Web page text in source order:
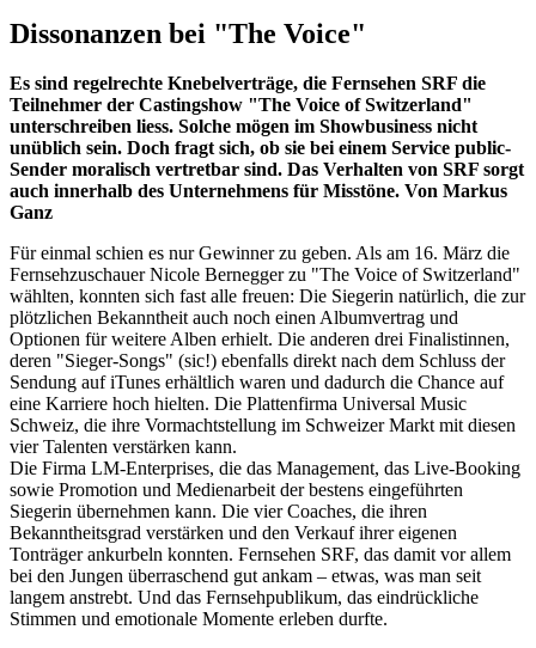
Dissonanzen bei "The Voice"
Es sind regelrechte Knebelverträge, die Fernsehen SRF die
Teilnehmer der Castingshow "The Voice of Switzerland"
unterschreiben liess. Solche mögen im Showbusiness nicht
unüblich sein. Doch fragt sich, ob sie bei einem Service public-
Sender moralisch vertretbar sind. Das Verhalten von SRF sorgt
auch innerhalb des Unternehmens für Misstöne. Von Markus
Ganz
Für einmal schien es nur Gewinner zu geben. Als am 16. März die
Fernsehzuschauer Nicole Bernegger zu "The Voice of Switzerland"
wählten, konnten sich fast alle freuen: Die Siegerin natürlich, die zur
plötzlichen Bekanntheit auch noch einen Albumvertrag und
Optionen für weitere Alben erhielt. Die anderen drei Finalistinnen,
deren "Sieger-Songs" (sic!) ebenfalls direkt nach dem Schluss der
Sendung auf iTunes erhältlich waren und dadurch die Chance auf
eine Karriere hoch hielten. Die Plattenfirma Universal Music
Schweiz, die ihre Vormachtstellung im Schweizer Markt mit diesen
vier Talenten verstärken kann.
Die Firma LM-Enterprises, die das Management, das Live-Booking
sowie Promotion und Medienarbeit der bestens eingeführten
Siegerin übernehmen kann. Die vier Coaches, die ihren
Bekanntheitsgrad verstärken und den Verkauf ihrer eigenen
Tonträger ankurbeln konnten. Fernsehen SRF, das damit vor allem
bei den Jungen überraschend gut ankam – etwas, was man seit
langem anstrebt. Und das Fernsehpublikum, das eindrückliche
Stimmen und emotionale Momente erleben durfte.